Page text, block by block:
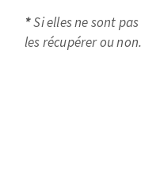
*Si elles ne sont
les récupérer ou non.